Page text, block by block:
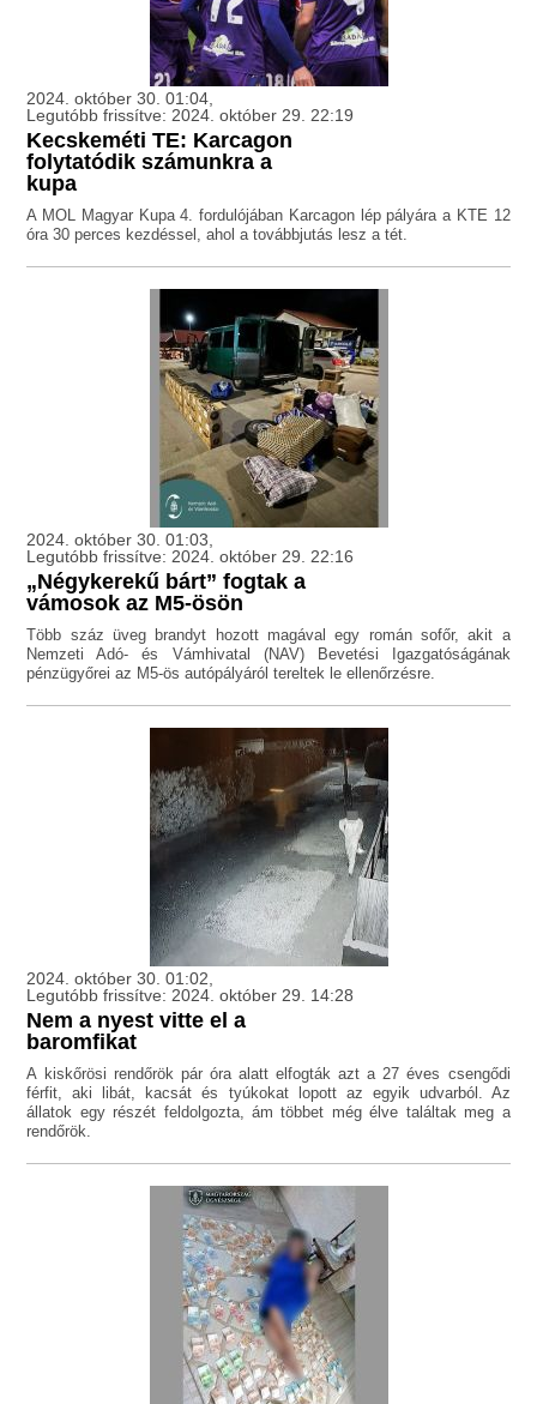
2024. október 30. 01:04,
Legutóbb frissítve: 2024. október 29. 22:19
Kecskeméti TE: Karcagon
folytatódik számunkra a
kupa
A MOL Magyar Kupa 4. fordulójában Karcagon lép pályára a KTE 12
óra 30 perces kezdéssel, ahol a továbbjutás lesz a tét.
2024. október 30. 01:03,
Legutóbb frissítve: 2024. október 29. 22:16
„Négykerekű bárt” fogtak a
vámosok az M5-ösön
Több száz üveg brandyt hozott magával egy román sofőr, akit a
Nemzeti Adó- és Vámhivatal (NAV) Bevetési Igazgatóságának
pénzügyőrei az M5-ös autópályáról tereltek le ellenőrzésre.
2024. október 30. 01:02,
Legutóbb frissítve: 2024. október 29. 14:28
Nem a nyest vitte el a
baromfikat
A kiskőrösi rendőrök pár óra alatt elfogták azt a 27 éves csengődi
férfit, aki libát, kacsát és tyúkokat lopott az egyik udvarból. Az
állatok egy részét feldolgozta, ám többet még élve találtak meg a
rendőrök.